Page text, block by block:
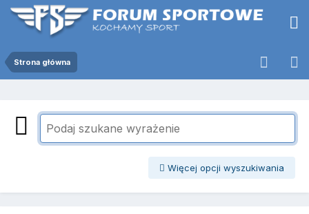
Strona główna
Więcej opcji wyszukiwania